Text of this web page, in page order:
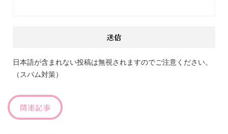
日本語が含まれない投稿は無視されますのでご注意ください。
（スパム対策）
関連記事